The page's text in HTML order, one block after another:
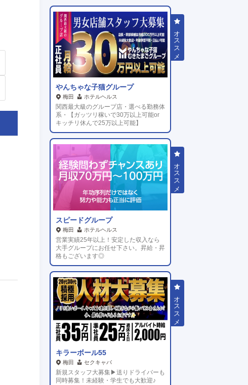
やんちゃな子猫グループ
梅田 ホテルヘルス
関西最大級のグループ店・選べる勤務体
系・【ガッツリ稼いで30万以上可能or
キッチリ休んで25万以上可能】
スピードグループ
梅田 ホテルヘルス
営業実績25年以上！安定した収入なら
大手グループにお任せ下さい。昇給・昇
格もございます◎
キラーボール55
梅田 セクキャバ
新規スタッフ大募集▶送りドライバーも
同時募集！未経験・学生でも大歓迎♪